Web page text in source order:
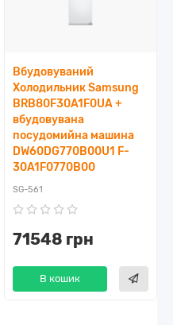
Вбудовуваний
Холодильник Samsung
BRB80F30A1F0UA +
вбудовувана
посудомийна машина
DW60DG770B00U1 F-
30A1F0770B00
SG-561
71548 грн
В кошик